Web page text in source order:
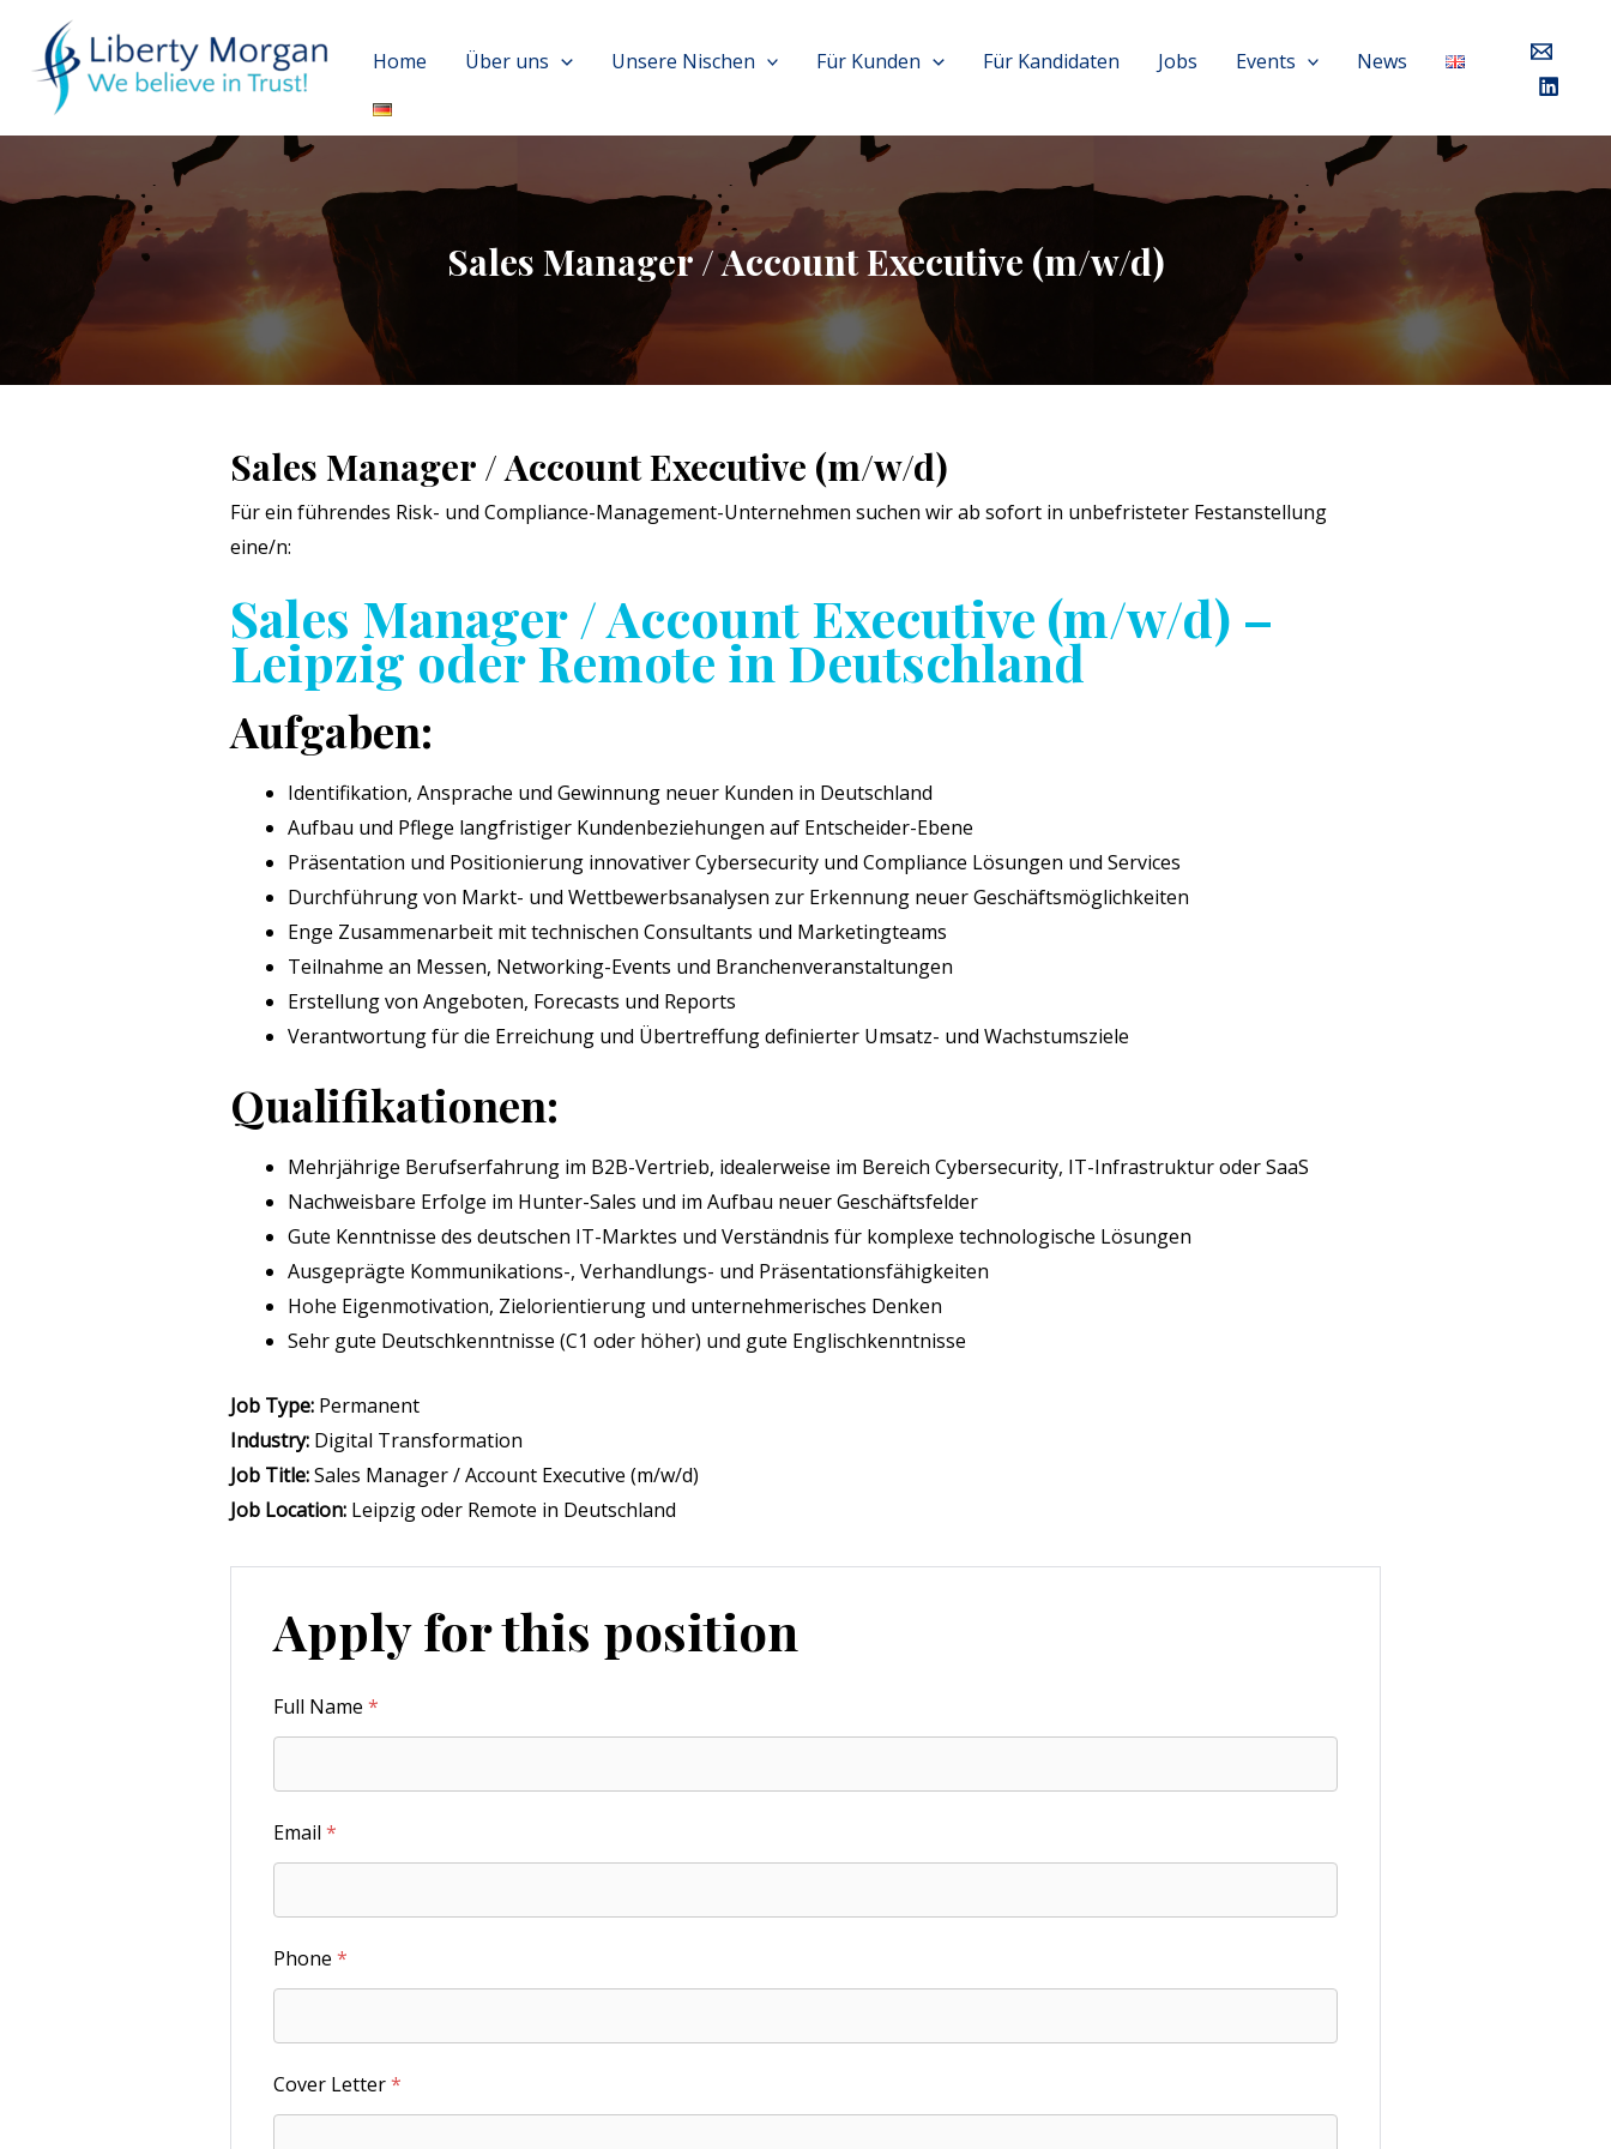
Home Über uns Unsere Nischen Für Kunden Für Kandidaten Jobs Events News
Sales Manager / Account Executive (m/w/d)
Sales Manager / Account Executive (m/w/d)
Für ein führendes Risk- und Compliance-Management-Unternehmen suchen wir ab sofort in unbefristeter Festanstellung
eine/n:
Sales Manager / Account Executive (m/w/d) –
Leipzig oder Remote in Deutschland
Aufgaben:
Identifikation, Ansprache und Gewinnung neuer Kunden in Deutschland
Aufbau und Pflege langfristiger Kundenbeziehungen auf Entscheider-Ebene
Präsentation und Positionierung innovativer Cybersecurity und Compliance Lösungen und Services
Durchführung von Markt- und Wettbewerbsanalysen zur Erkennung neuer Geschäftsmöglichkeiten
Enge Zusammenarbeit mit technischen Consultants und Marketingteams
Teilnahme an Messen, Networking-Events und Branchenveranstaltungen
Erstellung von Angeboten, Forecasts und Reports
Verantwortung für die Erreichung und Übertreffung definierter Umsatz- und Wachstumsziele
Qualifikationen:
Mehrjährige Berufserfahrung im B2B-Vertrieb, idealerweise im Bereich Cybersecurity, IT-Infrastruktur oder SaaS
Nachweisbare Erfolge im Hunter-Sales und im Aufbau neuer Geschäftsfelder
Gute Kenntnisse des deutschen IT-Marktes und Verständnis für komplexe technologische Lösungen
Ausgeprägte Kommunikations-, Verhandlungs- und Präsentationsfähigkeiten
Hohe Eigenmotivation, Zielorientierung und unternehmerisches Denken
Sehr gute Deutschkenntnisse (C1 oder höher) und gute Englischkenntnisse
Job Type: Permanent
Industry: Digital Transformation
Job Title:Sales Manager / Account Executive (m/w/d)
Job Location: Leipzig oder Remote in Deutschland
Apply for this position
Full Name *
Email *
Phone *
Cover Letter*